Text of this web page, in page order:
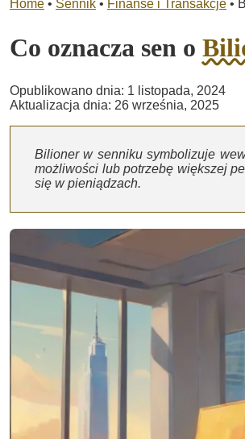
Home • Sennik • Finanse i Transakcje •
Co oznacza sen o
Opublikowano dnia: 1 listopada, 2024
Aktualizacja dnia: 26 września, 2025
Bilioner w senniku symbolizuje
możliwości lub potrzebę większej
się w pieniądzach.